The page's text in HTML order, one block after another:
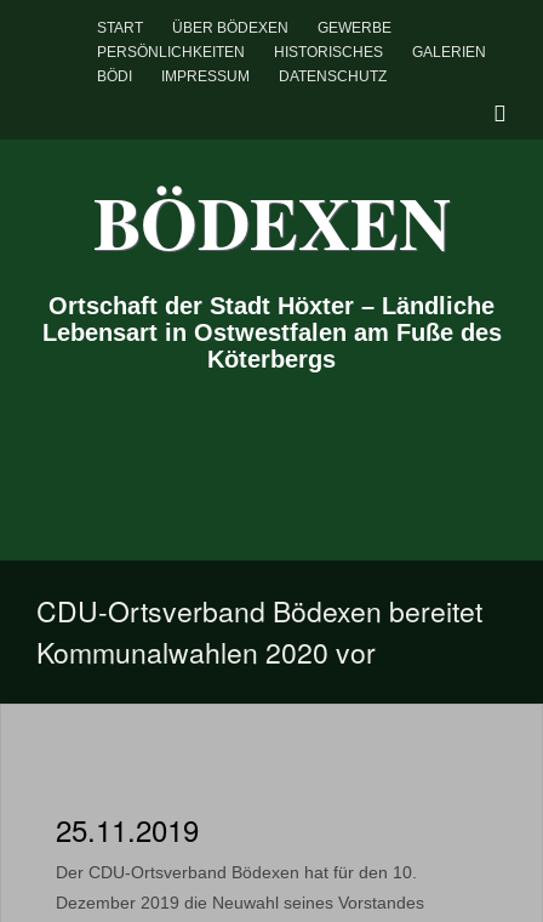
START ÜBER BÖDEXEN
GEWERBE
PERSÖNLICHKEITEN
HISTORISCHES
GALERIEN
BÖDI
IMPRESSUM DATENSCHUTZ
BÖDEXEN
Ortschaft der Stadt Höxter – Ländliche
Lebensart in Ostwestfalen am Fuße des
Köterbergs
CDU-Ortsverband Bödexen bereitet
Kommunalwahlen 2020 vor
25.11.2019
Der CDU-Ortsverband Bödexen hat für den 10.
Dezember 2019 die Neuwahl seines Vorstandes